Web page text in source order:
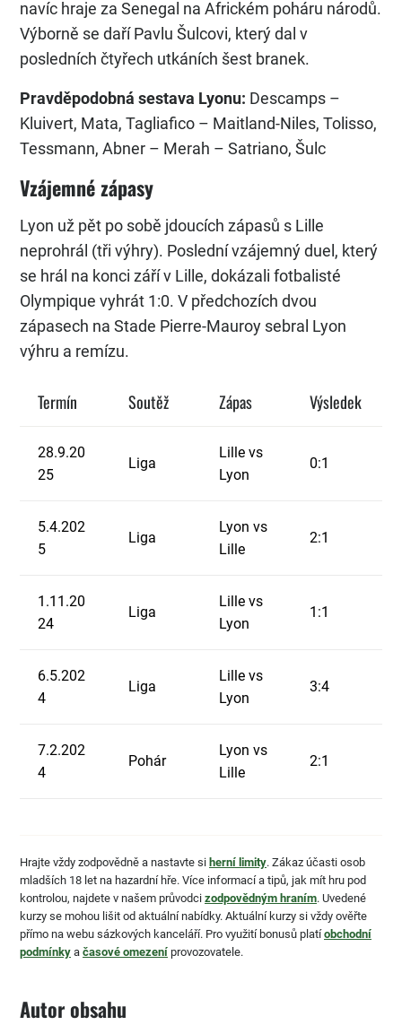
navíc hraje za Senegal na Africkém poháru národů.
Výborně se daří Pavlu Šulcovi, který dal v
posledních čtyřech utkáních šest branek.
Pravděpodobná sestava Lyonu: Descamps –
Kluivert, Mata, Tagliafico – Maitland-Niles, Tolisso,
Tessmann, Abner – Merah – Satriano, Šulc
Vzájemné zápasy
Lyon už pět po sobě jdoucích zápasů s Lille
neprohrál (tři výhry). Poslední vzájemný duel, který
se hrál na konci září v Lille, dokázali fotbalisté
Olympique vyhrát 1:0. V předchozích dvou
zápasech na Stade Pierre-Mauroy sebral Lyon
výhru a remízu.
Termín Soutěž Zápas Výsledek
28.9.20
25
Liga
Lille vs
Lyon
0:1
5.4.202
5
Liga
Lyon vs
Lille
2:1
1.11.20
24
Liga
Lille vs
Lyon
1:1
6.5.202
4
Liga
Lille vs
Lyon
3:4
7.2.202
4
Pohár
Lyon vs
Lille
2:1
Hrajte vždy zodpovědně a nastavte si herní limity. Zákaz účasti osob
mladších 18 let na hazardní hře. Více informací a tipů, jak mít hru pod
kontrolou, najdete v našem průvodci zodpovědným hraním. Uvedené
kurzy se mohou lišit od aktuální nabídky. Aktuální kurzy si vždy ověřte
přímo na webu sázkových kanceláří. Pro využití bonusů platíobchodní
podmínky a časové omezení provozovatele.
Autor obsahu